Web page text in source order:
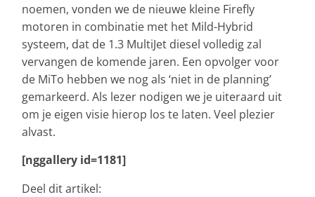
noemen, vonden we de nieuwe kleine Firefly
motoren in combinatie met het Mild-Hybrid
systeem, dat de 1.3 MultiJet diesel volledig zal
vervangen de komende jaren. Een opvolger voor
de MiTo hebben we nog als ‘niet in de planning’
gemarkeerd. Als lezer nodigen we je uiteraard uit
om je eigen visie hierop los te laten. Veel plezier
alvast.
[nggallery id=1181]
Deel dit artikel: